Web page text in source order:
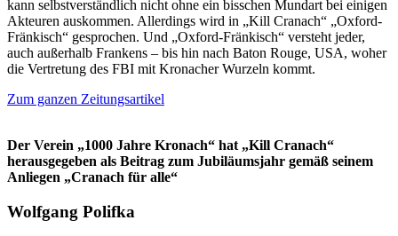
kann selbstverständlich nicht ohne ein bisschen Mundart bei einigen
Akteuren auskommen. Allerdings wird in „Kill Cranach“ „Oxford-
Fränkisch“ gesprochen. Und „Oxford-Fränkisch“ versteht jeder,
auch außerhalb Frankens – bis hin nach Baton Rouge, USA, woher
die Vertretung des FBI mit Kronacher Wurzeln kommt.
Zum ganzen Zeitungsartikel
Der Verein „1000 Jahre Kronach“ hat „Kill Cranach“
herausgegeben als Beitrag zum Jubiläumsjahr gemäß seinem
Anliegen „Cranach für alle“
Wolfgang Polifka